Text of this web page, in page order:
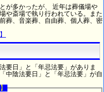
が多かったが、 近年は葬儀場や
や斎場で執り行われている。また
葬、音楽葬、自由葬、個人葬、密
要日」と「年忌法要」がありま
中陰法要日」と「年忌法要」が自